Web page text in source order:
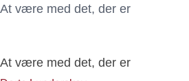
At være med det, der er
At være med det, der er